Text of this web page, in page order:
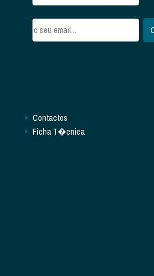
Contactos
Ficha T�cnica